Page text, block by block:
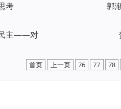
考
民主——对
首页 上一页 76 77 78